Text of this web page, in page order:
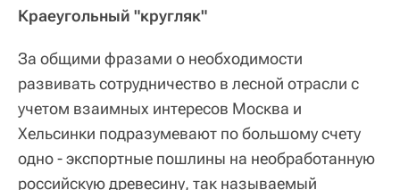
Краеугольный "кругляк"
За общими фразами о необходимости
развивать сотрудничество в лесной отрасли с
учетом взаимных интересов Москва и
Хельсинки подразумевают по большому счету
одно - экспортные пошлины на необработанную
российскую древесину, так называемый